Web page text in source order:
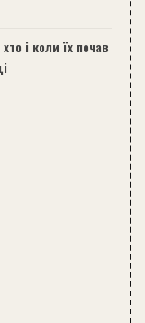
і коли їх почав